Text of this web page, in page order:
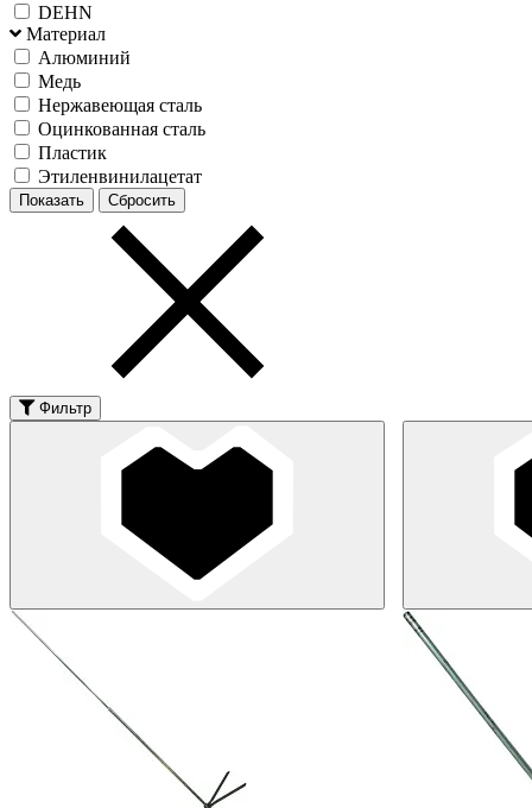
DEHN
Материал
Алюминий
Медь
Нержавеющая сталь
Оцинкованная сталь
Пластик
Этиленвинилацетат
Фильтр